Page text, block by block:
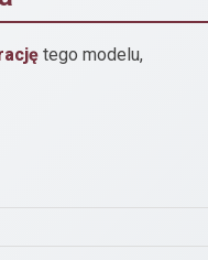
tego modelu,